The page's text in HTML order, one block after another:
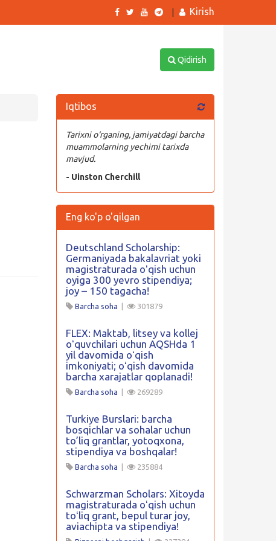
Kirish
Qidirish
Iqtibos
Tarixni o‘rganing, jamiyatdagi barcha
muammolarning yechimi tarixda
mavjud.
- Uinston Cherchill
Eng ko'p o'qilgan
Deutschland Scholarship:
Germaniyada bakalavriat yoki
magistraturada oʻqish uchun
oyiga 300 yevro stipendiya;
joy – 150 tagacha!
Barcha soha 301879
FLEX: Maktab, litsey va kollej
oʻquvchilari uchun AQSHda 1
yil davomida oʻqish
imkoniyati; oʻqish davomida
barcha xarajatlar qoplanadi!
Barcha soha 269289
Turkiye Burslari: barcha
bosqichlar va sohalar uchun
to’liq grantlar, yotoqxona,
stipendiya va boshqalar!
Barcha soha 235884
Schwarzman Scholars: Xitoyda
magistraturada oʻqish uchun
toʻliq grant, bepul turar joy,
aviachipta va stipendiya!